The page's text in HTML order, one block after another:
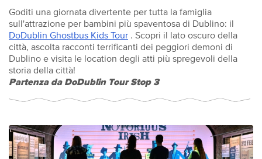
Goditi una giornata divertente per tutta la famiglia
sull'attrazione per bambini più spaventosa di Dublino: il
DoDublin Ghostbus Kids Tour . Scopri il lato oscuro della
città, ascolta racconti terrificanti dei peggiori demoni di
Dublino e visita le location degli atti più spregevoli della
storia della città!
Partenza da DoDublin Tour Stop 3